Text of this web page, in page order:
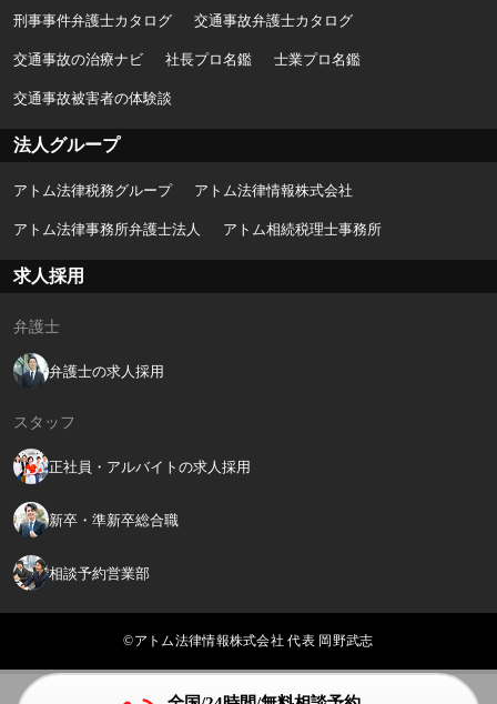
刑事事件弁護士カタログ 交通事故弁護士カタログ
交通事故の治療ナビ 社長プロ名鑑 士業プロ名鑑
交通事故被害者の体験談
法人グループ
アトム法律税務グループ アトム法律情報株式会社
アトム法律事務所弁護士法人 アトム相続税理士事務所
求人採用
弁護士
弁護士の求人採用
スタッフ
正社員・アルバイトの求人採用
新卒・準新卒総合職
相談予約営業部
©アトム法律情報株式会社 代表 岡野武志